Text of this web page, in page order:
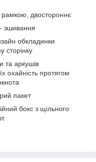
рамкою, двостороннє
зшивання
обкладинки
сторінку
та аркушів
охайність протягом
пакет
бокс з щільного